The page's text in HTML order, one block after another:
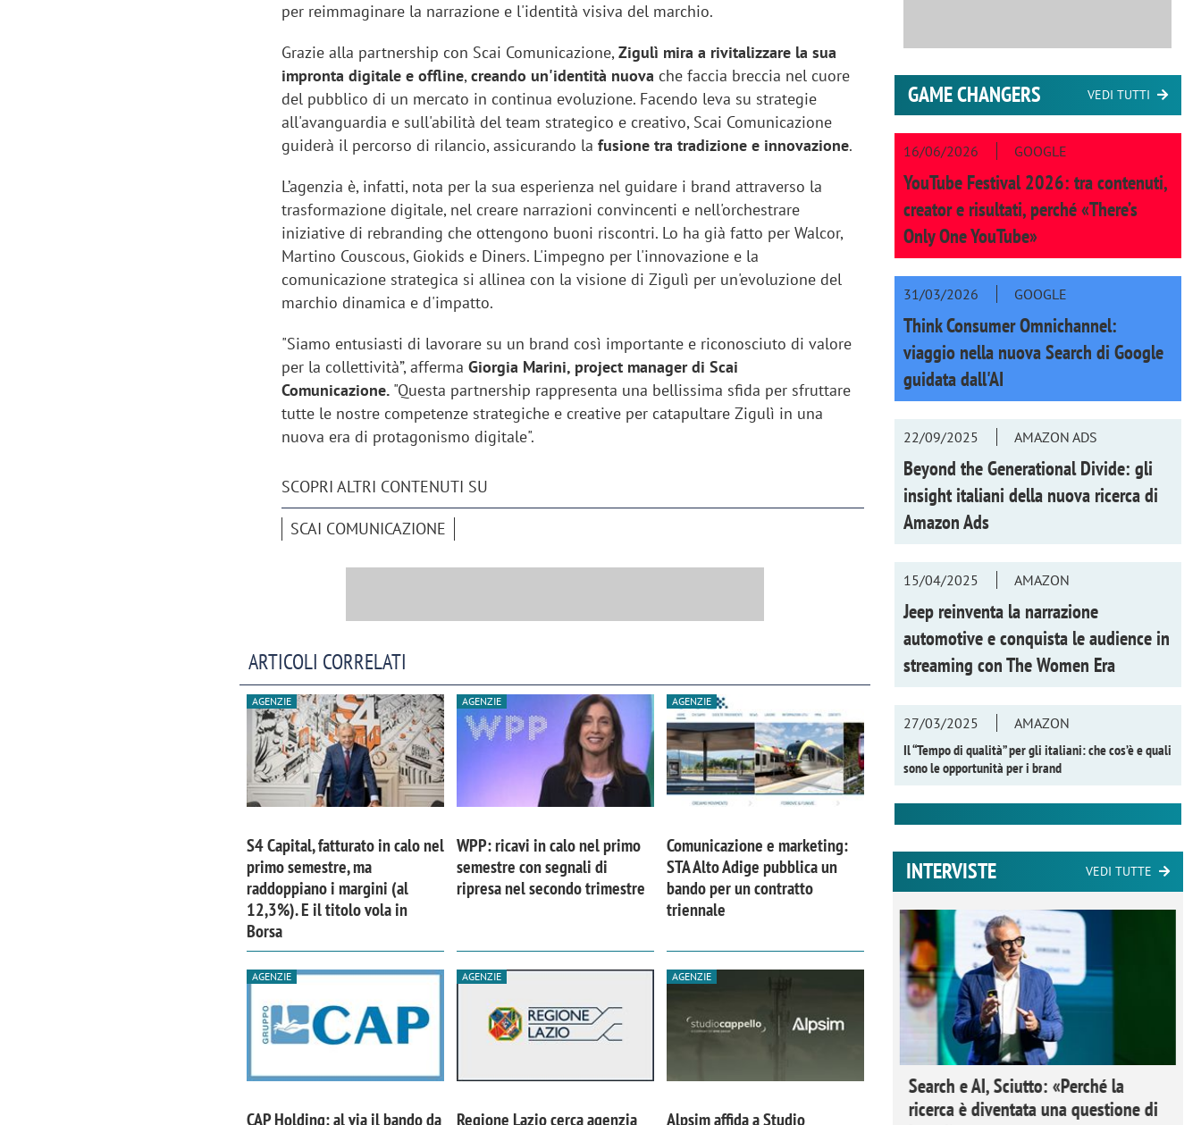
per reimmaginare la narrazione e l'identità visiva del marchio.
Grazie alla partnership con Scai Comunicazione,Zigulì mira a rivitalizzare la sua
impronta digitale e offline,creando un'identità nuova che faccia breccia nel cuore
del pubblico di un mercato in continua evoluzione. Facendo leva su strategie
all'avanguardia e sull'abilità del team strategico e creativo, Scai Comunicazione
guiderà il percorso di rilancio, assicurando la fusione tra tradizione e innovazione.
L’agenzia è, infatti, nota per la sua esperienza nel guidare i brand attraverso la
trasformazione digitale, nel creare narrazioni convincenti e nell'orchestrare
iniziative di rebranding che ottengono buoni riscontri. Lo ha già fatto per Walcor,
Martino Couscous, Giokids e Diners. L'impegno per l'innovazione e la
comunicazione strategica si allinea con la visione di Zigulì per un'evoluzione del
marchio dinamica e d'impatto.
"Siamo entusiasti di lavorare su un brand così importante e riconosciuto di valore
per la collettività”, affermaGiorgia Marini, project manager di Scai
Comunicazione. "Questa partnership rappresenta una bellissima sfida per sfruttare
tutte le nostre competenze strategiche e creative per catapultare Zigulì in una
nuova era di protagonismo digitale".
SCOPRI ALTRI CONTENUTI SU
SCAI COMUNICAZIONE
ARTICOLI CORRELATI
AGENZIE
S4 Capital, fatturato in calo nel
primo semestre, ma
raddoppiano i margini (al
12,3%). E il titolo vola in
Borsa
AGENZIE
WPP: ricavi in calo nel primo
semestre con segnali di
ripresa nel secondo trimestre
AGENZIE
Comunicazione e marketing:
STA Alto Adige pubblica un
bando per un contratto
triennale
AGENZIE
CAP Holding: al via il bando da
AGENZIE
Regione Lazio cerca agenzia
AGENZIE
Alpsim affida a Studio
GAME CHANGERS VEDI TUTTI
16/06/2026 GOOGLE
YouTube Festival 2026: tra contenuti,
creator e risultati, perché «There’s
Only One YouTube»
31/03/2026 GOOGLE
Think Consumer Omnichannel:
viaggio nella nuova Search di Google
guidata dall'AI
22/09/2025 AMAZON ADS
Beyond the Generational Divide: gli
insight italiani della nuova ricerca di
Amazon Ads
15/04/2025 AMAZON
Jeep reinventa la narrazione
automotive e conquista le audience in
streaming conThe Women Era
27/03/2025
AMAZON
Il “Tempo di qualità” per gli italiani: che cos’è e quali
sono le opportunità per i brand
INTERVISTE VEDI TUTTE
comunicazione crea un brand food:
Emanuele Viora di Deloitte Digital:
«La creatività resta centrale, l’AI deve
Ricerche di mercato. Neri, Ipsos
Doxa: «Non basta più descrivere i
Search e AI, Sciutto: «Perché la
ricerca è diventata una questione di